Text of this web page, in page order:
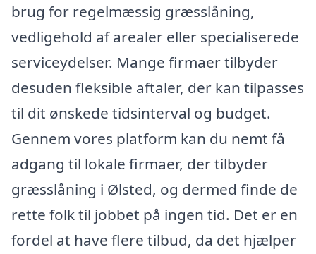
brug for regelmæssig græsslåning,
vedligehold af arealer eller specialiserede
serviceydelser. Mange firmaer tilbyder
desuden fleksible aftaler, der kan tilpasses
til dit ønskede tidsinterval og budget.
Gennem vores platform kan du nemt få
adgang til lokale firmaer, der tilbyder
græsslåning i Ølsted, og dermed finde de
rette folk til jobbet på ingen tid. Det er en
fordel at have flere tilbud, da det hjælper